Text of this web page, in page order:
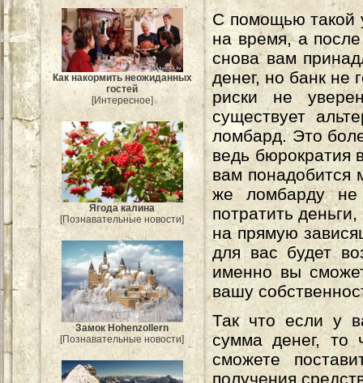
Как накормить неожиданных
гостей
[Интересное]
Ягода калина
[Познавательные новости]
Замок Hohenzollern
[Познавательные новости]
С помощью такой
на время, а
снова вам
денег, но банк не
риски не
существует
ломбард. Это
ведь бюрократия
вам понадобится
же ломбарду не
потратить
на прямую
для вас будет
именно вы
вашу
Так что если у
сумма денег, то
сможете
получения